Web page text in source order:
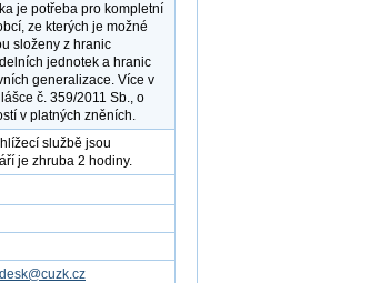
je potřeba pro kompletní
ze kterých je možné
složeny z hranic
jednotek a hranic
generalizace. Více v
č. 359/2011 Sb., o
v platných zněních.
službě jsou
je zhruba 2 hodiny.